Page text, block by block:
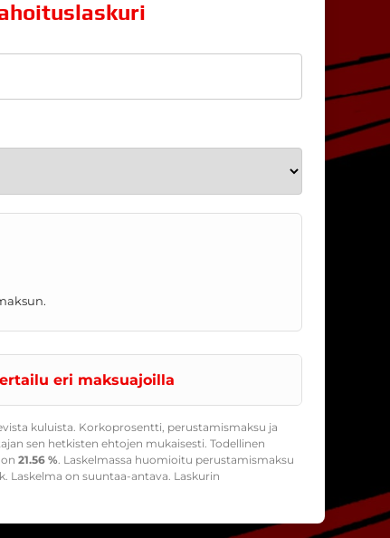
eri maksuajoilla
kuluista. Korkoprosentti, perustamismaksu ja
sen hetkisten ehtojen mukaisesti. Todellinen
21.56 %. Laskelmassa huomioitu perustamismaksu
Laskelma on suuntaa-antava. Laskurin